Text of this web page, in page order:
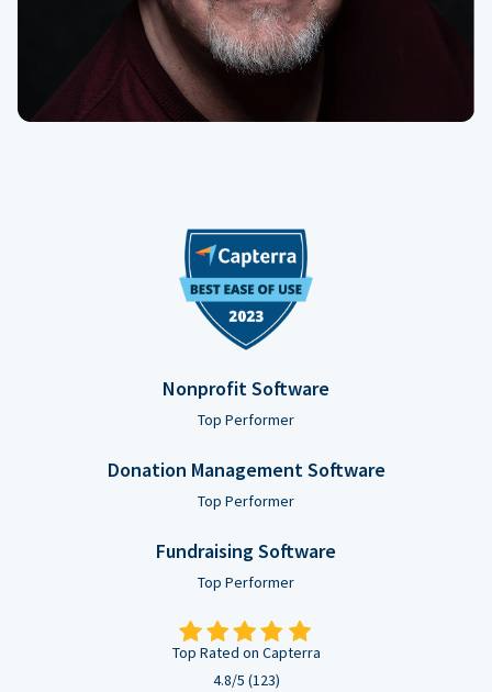
Nonprofit Software
Top Performer
Donation Management Software
Top Performer
Fundraising Software
Top Performer
Top Rated on Capterra
4.8/5 (123)